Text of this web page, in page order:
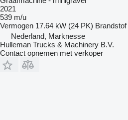
2021
539 m/u
Vermogen 17.64 kW (24 PK) Brandstof
Nederland, Marknesse
Hulleman Trucks & Machinery B.V.
Contact opnemen met verkoper